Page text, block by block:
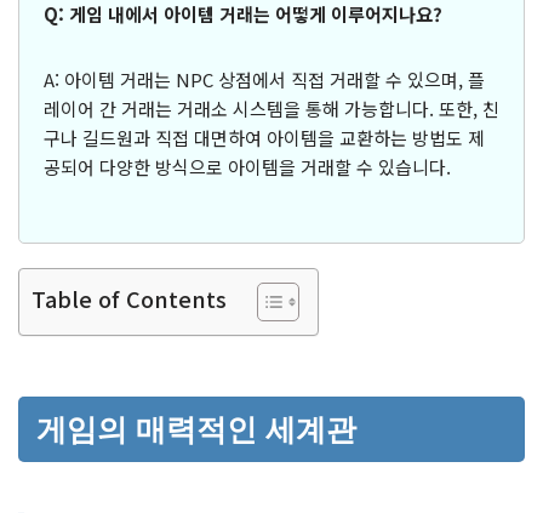
Q: 게임 내에서 아이템 거래는 어떻게 이루어지나요?
A: 아이템 거래는 NPC 상점에서 직접 거래할 수 있으며, 플
레이어 간 거래는 거래소 시스템을 통해 가능합니다. 또한, 친
구나 길드원과 직접 대면하여 아이템을 교환하는 방법도 제
공되어 다양한 방식으로 아이템을 거래할 수 있습니다.
Table of Contents
게임의 매력적인 세계관